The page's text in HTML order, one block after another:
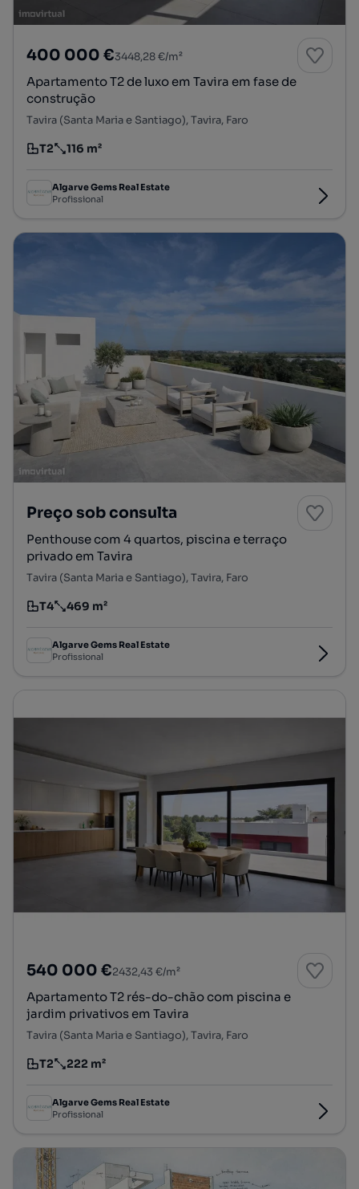
400 000 €3448,28 €/m²
Apartamento T2 de luxo em Tavira em fase de
construção
Tavira (Santa Maria e Santiago), Tavira, Faro
Tipologia
T2
Preço por metro quadrado
116 m²
Algarve Gems Real Estate
Profissional
Preço sob consulta
Penthouse com 4 quartos, piscina e terraço
privado em Tavira
Tavira (Santa Maria e Santiago), Tavira, Faro
Tipologia
T4
Preço por metro quadrado
469 m²
Algarve Gems Real Estate
Profissional
540 000 €2432,43 €/m²
Apartamento T2 rés-do-chão com piscina e
jardim privativos em Tavira
Tavira (Santa Maria e Santiago), Tavira, Faro
Tipologia
T2
Preço por metro quadrado
222 m²
Algarve Gems Real Estate
Profissional